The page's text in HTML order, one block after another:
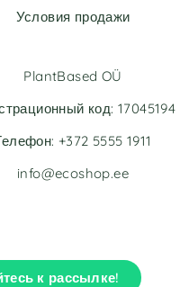
Условия продажи
к рассылке!
PlantBased OÜ
код: 17045194
+372 5555 1911
info@ecoshop.ee